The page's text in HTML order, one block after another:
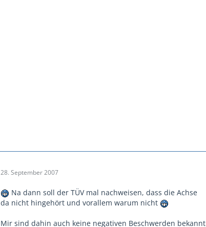
28. September 2007
Na dann soll der TÜV mal nachweisen, dass die Achse
da nicht hingehört und vorallem warum nicht
Mir sind dahin auch keine negativen Beschwerden bekannt